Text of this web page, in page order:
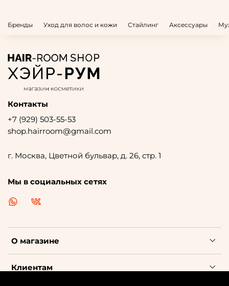
Бренды Уход для волос и кожи Стайлинг Аксессуары
О магазине
Клиентам
Контакты
+7 (929) 503-55-53
shop.hairroom@gmail.com
г. Москва, Цветной бульвар, д. 26, стр. 1
Мы в социальных сетях